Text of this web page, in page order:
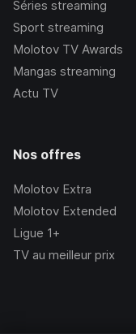
Séries streaming
Sport streaming
Molotov TV Awards
Mangas streaming
Actu TV
Nos offres
Molotov Extra
Molotov Extended
Ligue 1+
TV au meilleur prix